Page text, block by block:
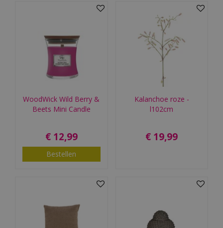
WoodWick Wild Berry &
Beets Mini Candle
€ 12,99
Bestellen
Kalanchoe roze -
l102cm
€ 19,99